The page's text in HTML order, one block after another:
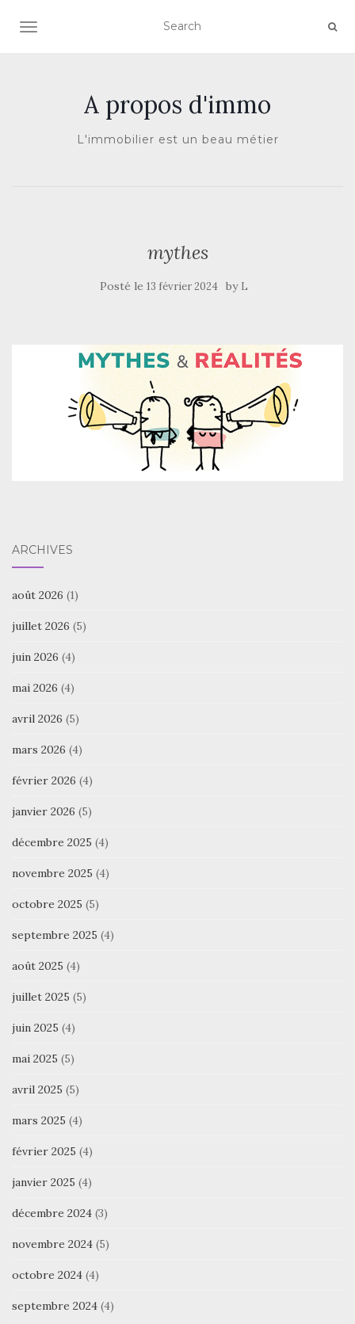
AFFICHER/MASQUER LA NAVIGATION
A propos d'immo
L'immobilier est un beau métier
mythes
Posté le 13 février 2024 by L
ARCHIVES
août 2026 (1)
juillet 2026 (5)
juin 2026 (4)
mai 2026 (4)
avril 2026 (5)
mars 2026 (4)
février 2026 (4)
janvier 2026 (5)
décembre 2025 (4)
novembre 2025 (4)
octobre 2025 (5)
septembre 2025 (4)
août 2025 (4)
juillet 2025 (5)
juin 2025 (4)
mai 2025 (5)
avril 2025 (5)
mars 2025 (4)
février 2025 (4)
janvier 2025 (4)
décembre 2024 (3)
novembre 2024 (5)
octobre 2024 (4)
septembre 2024 (4)